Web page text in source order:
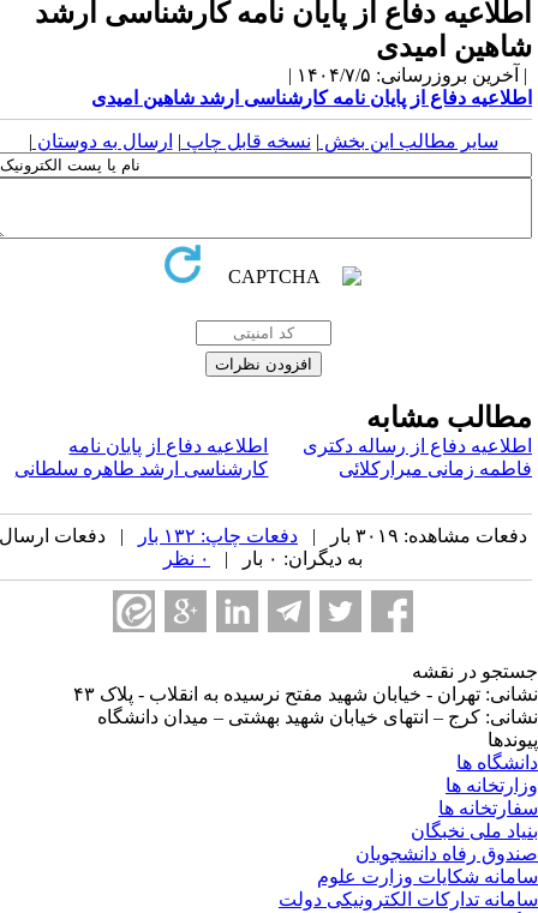
دفاع از پایان نامه کارشناسی ارشد
امیدی
بروزرسانی: ۱۴۰۴/۷/۵ |
دفاع از پایان نامه کارشناسی ارشد شاهین امیدی
سایر مطالب این بخش | نسخه قابل چاپ| ارسال به دوستان|
مشابه
دفاع از رساله دکتری
زمانی میرارکلائی
اطلاعیه دفاع از پایان نامه
کارشناسی ارشد طاهره سلطانی
دفعات مشاهده: ۳۰۱۹ بار | دفعات چاپ: ۱۳۲ بار
| دفعات ارسال
به دیگران: ۰ بار |
در نقشه
تهران - خیابان شهید مفتح نرسیده به انقلاب - پلاک ۴۳
کرج – انتهای خیابان شهید بهشتی – میدان دانشگاه
ها
ها
ها
ملی نخبگان
رفاه دانشجویان
شکایات وزارت علوم
تدارکات الکترونیکی دولت